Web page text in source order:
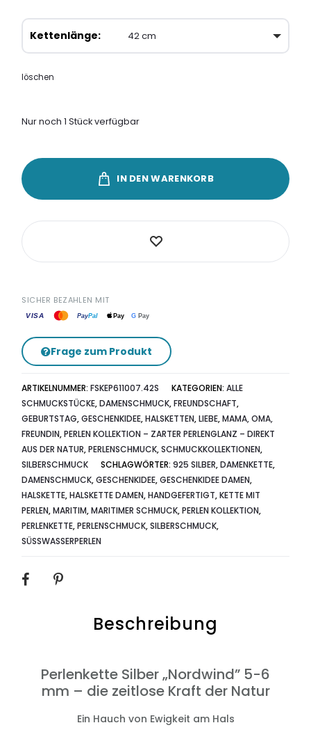
Kettenlänge
löschen
Nur noch 1 Stück verfügbar
IN DEN WARENKORB
SICHER BEZAHLEN MIT
VISA PayPal Pay G Pay
Frage zum Produkt
ARTIKELNUMMER:FSKEP611007.42S KATEGORIEN:ALLE
SCHMUCKSTÜCKE,DAMENSCHMUCK,FREUNDSCHAFT,
GEBURTSTAG,GESCHENKIDEE,HALSKETTEN,LIEBE,MAMA, OMA,
FREUNDIN,PERLEN KOLLEKTION – ZARTER PERLENGLANZ – DIREKT
AUS DER NATUR,PERLENSCHMUCK,SCHMUCKKOLLEKTIONEN,
SILBERSCHMUCK
SCHLAGWÖRTER:925 SILBER,DAMENKETTE,
DAMENSCHMUCK,GESCHENKIDEE,GESCHENKIDEE DAMEN,
HALSKETTE,HALSKETTE DAMEN,HANDGEFERTIGT,KETTE MIT
PERLEN,MARITIM,MARITIMER SCHMUCK,PERLEN KOLLEKTION,
PERLENKETTE,PERLENSCHMUCK,SILBERSCHMUCK,
SÜSSWASSERPERLEN
SHARE
Beschreibung
Perlenkette Silber „Nordwind” 5-6
mm – die zeitlose Kraft der Natur
Ein Hauch von Ewigkeit am Hals